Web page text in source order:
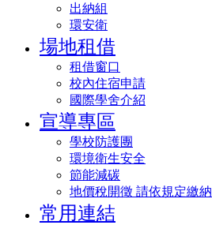
出納組
環安衛
場地租借
租借窗口
校內住宿申請
國際學舍介紹
宣導專區
學校防護團
環境衛生安全
節能減碳
地價稅開徵 請依規定繳納
常用連結